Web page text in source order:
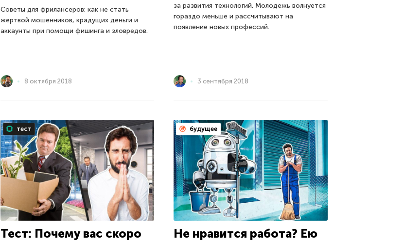
Советы для фрилансеров: как не стать
жертвой мошенников, крадущих деньги и
аккаунты при помощи фишинга и зловредов.
8 октября 2018
за развития технологий. Молодежь волнуется
гораздо меньше и рассчитывают на
появление новых профессий.
3 сентября 2018
тест
Тест: Почему вас скоро
будущее
Не нравится работа? Ею